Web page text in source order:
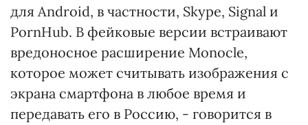
для Android, в частности, Skype, Signal и
PornHub. В фейковые версии встраивают
вредоносное расширение Monocle,
которое может считывать изображения с
экрана смартфона в любое время и
передавать его в Россию, - говорится в